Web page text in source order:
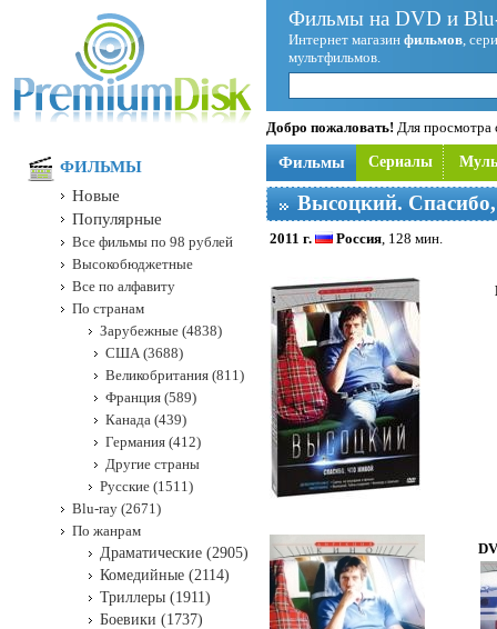
Фильмы на DVD и
Интернет магазин фильмов,
мультфильмов.
Добро пожаловать! Для просмотра
Фильмы Сериалы
Высоцкий.
2011 г. Россия, 128 мин.
ФИЛЬМЫ
Новые
Популярные
Все фильмы по 98 рублей
Высокобюджетные
Все по алфавиту
По странам
Зарубежные (4838)
США (3688)
Великобритания (811)
Франция (589)
Канада (439)
Германия (412)
Другие страны
Русские (1511)
Blu-ray (2671)
По жанрам
Драматические (2905)
Комедийные (2114)
Триллеры (1911)
Боевики (1737)